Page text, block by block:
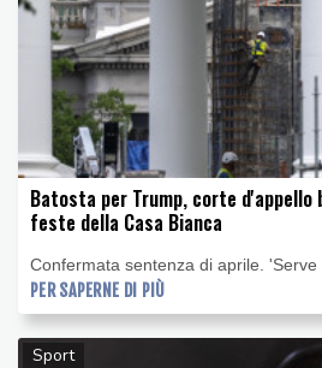
Batosta per Trump, corte d'appello
feste della Casa Bianca
Confermata sentenza di aprile.
PER SAPERNE DI PIÙ
Sport